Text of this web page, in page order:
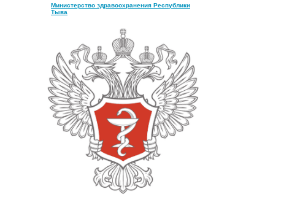
Министерство здравоохранения Республики
Тыва